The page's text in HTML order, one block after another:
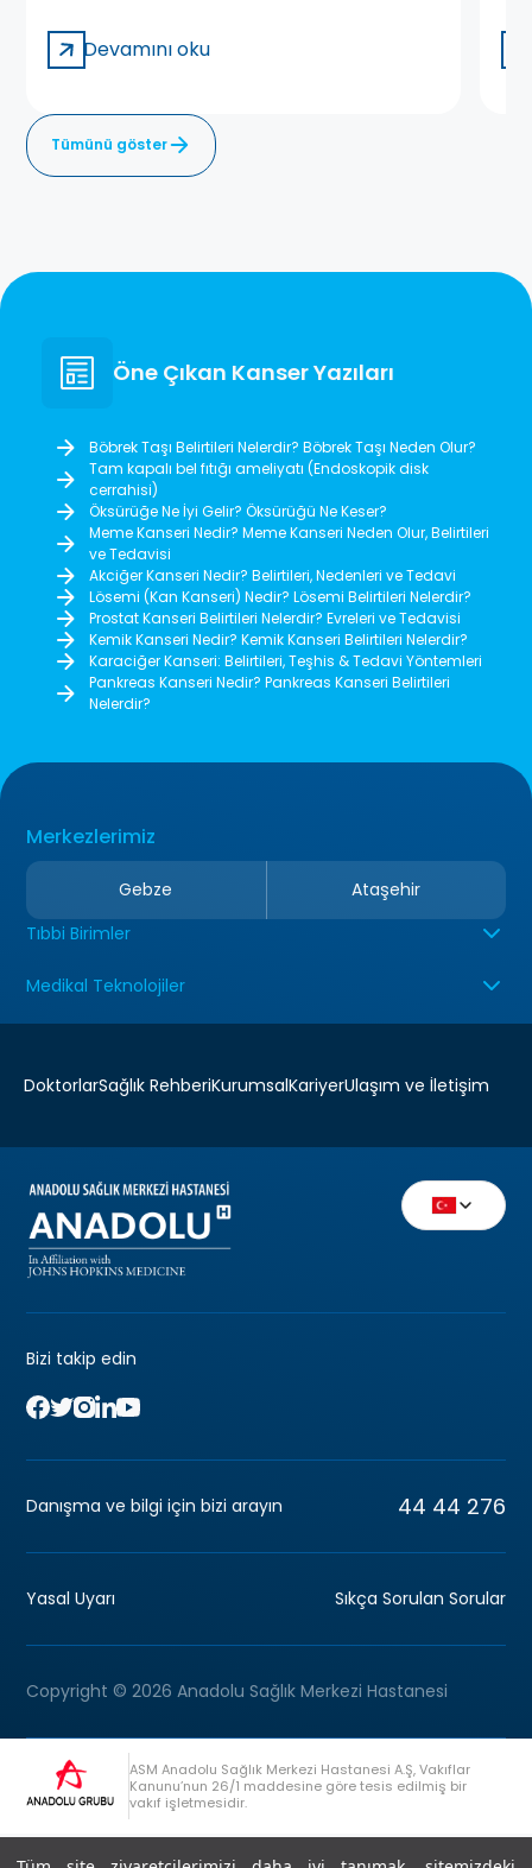
Devamını oku
Tümünü göster
Öne Çıkan Kanser Yazıları
Böbrek Taşı Belirtileri Nelerdir? Böbrek Taşı Neden Olur?
Tam kapalı bel fıtığı ameliyatı (Endoskopik disk
cerrahisi)
Öksürüğe Ne İyi Gelir? Öksürüğü Ne Keser?
Meme Kanseri Nedir? Meme Kanseri Neden Olur, Belirtileri
ve Tedavisi
Akciğer Kanseri Nedir? Belirtileri, Nedenleri ve Tedavi
Lösemi (Kan Kanseri) Nedir? Lösemi Belirtileri Nelerdir?
Prostat Kanseri Belirtileri Nelerdir? Evreleri ve Tedavisi
Kemik Kanseri Nedir? Kemik Kanseri Belirtileri Nelerdir?
Karaciğer Kanseri: Belirtileri, Teşhis & Tedavi Yöntemleri
Pankreas Kanseri Nedir? Pankreas Kanseri Belirtileri
Nelerdir?
Merkezlerimiz
Gebze
Ataşehir
Tıbbi Birimler
Medikal Teknolojiler
DoktorlarSağlık RehberiKurumsalKariyerUlaşım ve İletişim
Bizi takip edin
Danışma ve bilgi için bizi arayın 44 44 276
Yasal Uyarı Sıkça Sorulan Sorular
Copyright © 2026 Anadolu Sağlık Merkezi Hastanesi
ASM Anadolu Sağlık Merkezi Hastanesi A.Ş, Vakıflar
Kanunu’nun 26/1 maddesine göre tesis edilmiş bir
vakıf işletmesidir.
Anadolu Grubu Danışma Hattı +90 (262) 678 54 00